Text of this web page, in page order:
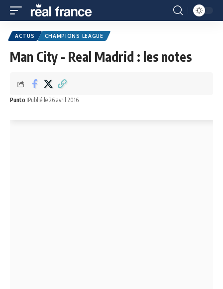
ACTUS CHAMPIONS LEAGUE
Man City - Real Madrid : les notes
Punto Publié le 26 avril 2016